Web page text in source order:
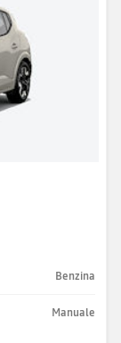
Benzina
Manuale